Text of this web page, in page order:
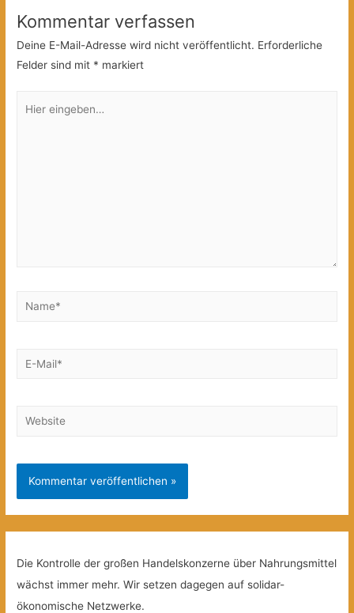
Kommentar verfassen
Deine E-Mail-Adresse wird nicht veröffentlicht. Erforderliche
Felder sind mit * markiert
eingeben…
Name*
E-
Website
Die Kontrolle der großen Handelskonzerne über Nahrungsmittel
wächst immer mehr. Wir setzen dagegen auf solidar-
ökonomische Netzwerke.